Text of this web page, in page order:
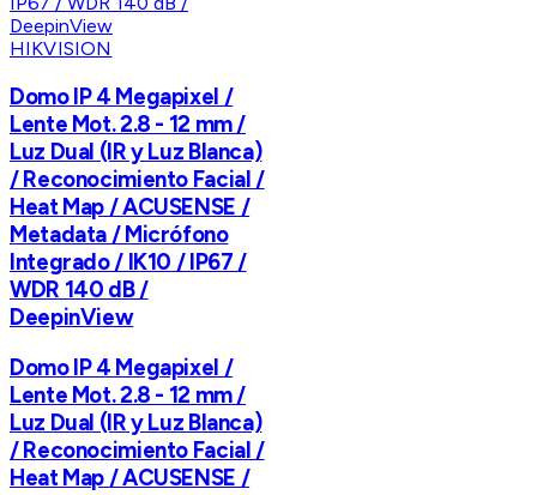
HIKVISION
Domo IP 4 Megapixel /
Lente Mot. 2.8 - 12 mm /
Luz Dual (IR y Luz Blanca)
/ Reconocimiento Facial /
Heat Map / ACUSENSE /
Metadata / Micrófono
Integrado / IK10 / IP67 /
WDR 140 dB /
DeepinView
Domo IP 4 Megapixel /
Lente Mot. 2.8 - 12 mm /
Luz Dual (IR y Luz Blanca)
/ Reconocimiento Facial /
Heat Map / ACUSENSE /